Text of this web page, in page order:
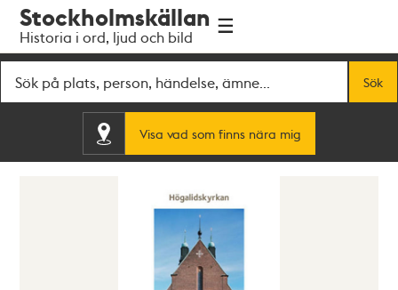
navigationen
huvudinnehållet
Stockholmskällan
Historia i ord, ljud och bild
Sök
Visa vad som finns nära mig